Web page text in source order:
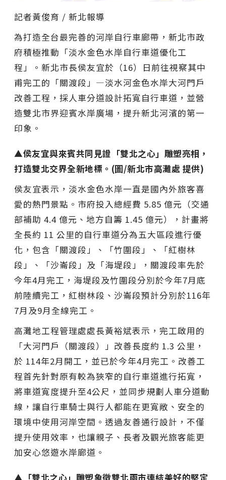
記者黃俊育 / 新北報導
為打造全台最完善的河岸自行車廊帶，新北市政
府積極推動「淡水金色水岸自行車道優化工
程」。新北市長侯友宜於（16）日前往視察其中
甫完工的「關渡段」—淡水河金色水岸大河門戶
改善工程，採人車分道設計拓寬自行車道，並營
造雙北市界迎賓水岸廣場，提升新北河濱的第一
印象。
▲侯友宜與來賓共同見證「雙北之心」雕塑亮相，
打造雙北交界全新地標。(圖/新北市高灘處 提供)
侯友宜表示，淡水金色水岸一直是國內外旅客喜
愛的熱門景點。市府投入總經費 5.85 億元（交通
部補助 4.4 億元、地方自籌 1.45 億元），計畫將
全長約 11 公里的自行車道分為五大區段進行優
化，包含「關渡段」、「竹圍段」、「紅樹林
段」、「沙崙段」及「海堤段」，關渡段率先於
今年4月完工，海堤段及竹圍段分別於今年7月底
前陸續完工，紅樹林段、沙崙段預計分別於116年
7月及9月全線完工。
高灘地工程管理處處長黃裕斌表示，完工啟用的
「大河門戶（關渡段）」改善長度約 1.3 公里，
於 114年2月開工，並已於今年4月完工。改善工
程首先針對原有較為狹窄的自行車道進行拓寬，
將車道寬度提升至4公尺，並同步規劃人車分道動
線，讓自行車騎士與行人都能在更寬敞、安全的
環境中使用河岸空間。透過友善通行設計，不僅
提升使用效率，也讓親子、長者及觀光旅客能更
加安心悠遊水岸廊道。
▲「雙北之心」雕塑象徵雙北兩市連結美好的堅定